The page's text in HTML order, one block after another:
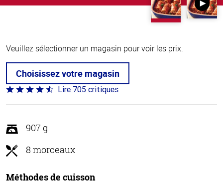
Veuillez sélectionner un magasin pour voir les prix.
Choisissez votre magasin
Coté
4.6 sur
Lire 705 critiques
907 g
8 morceaux
Méthodes de cuisson